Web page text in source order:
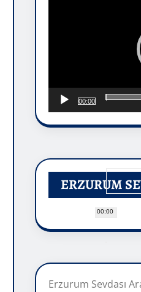
00:00
00:00
ERZURUM
Erzurum Sevdası